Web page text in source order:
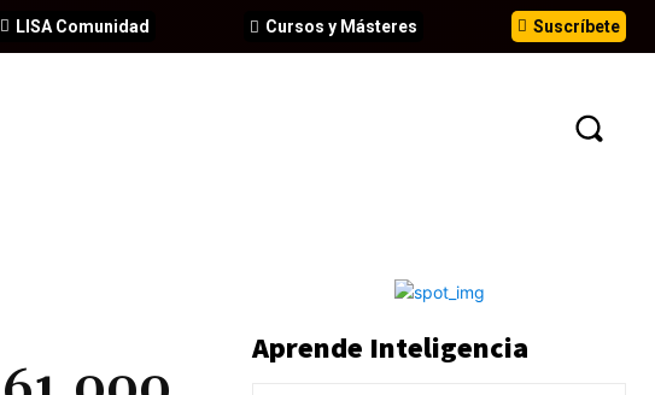
Suscríbete
Cursos y Másteres
LISA Comunidad
Aprende Inteligencia